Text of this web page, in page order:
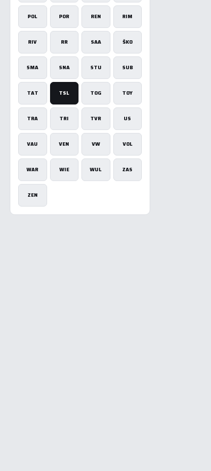
POL POR REN RIM
RIV RR SAA ŠKO
SMA SNA STU SUB
TAT TSL TOG TOY
TRA TRI TVR US
VAU VEN VW VOL
WAR WIE WUL ZAS
ZEN